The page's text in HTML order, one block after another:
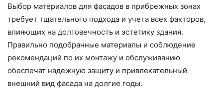
Выбор материалов для фасадов в прибрежных зонах
требует тщательного подхода и учета всех факторов,
влияющих на долговечность и эстетику здания.
Правильно подобранные материалы и соблюдение
рекомендаций по их монтажу и обслуживанию
обеспечат надежную защиту и привлекательный
внешний вид фасада на долгие годы.